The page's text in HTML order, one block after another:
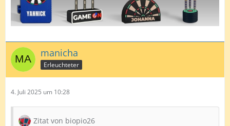
manicha
Erleuchteter
4. Juli 2025 um 10:28
Zitat von biopio26